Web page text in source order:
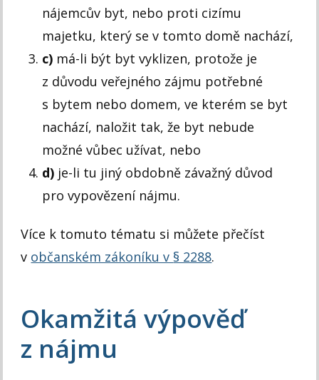
nájemcův byt, nebo proti cizímu
majetku, který se v tomto domě nachází,
c) má-li být byt vyklizen, protože je
z důvodu veřejného zájmu potřebné
s bytem nebo domem, ve kterém se byt
nachází, naložit tak, že byt nebude
možné vůbec užívat, nebo
d) je-li tu jiný obdobně závažný důvod
pro vypovězení nájmu.
Více k tomuto tématu si můžete přečíst
v občanském zákoníku v§ 2288.
Okamžitá výpověď
z nájmu